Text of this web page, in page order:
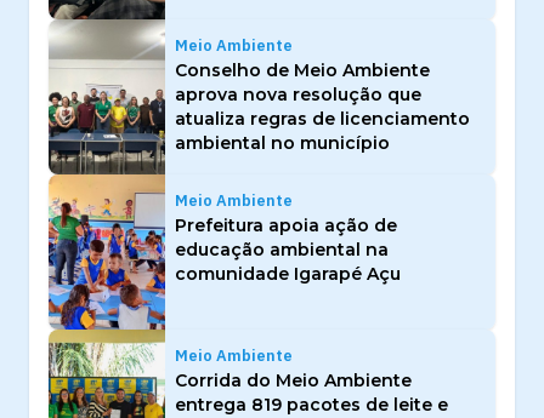
Meio Ambiente
Conselho de Meio Ambiente
aprova nova resolução que
atualiza regras de licenciamento
ambiental no município
Meio Ambiente
Prefeitura apoia ação de
educação ambiental na
comunidade Igarapé Açu
Meio Ambiente
Corrida do Meio Ambiente
entrega 819 pacotes de leite e